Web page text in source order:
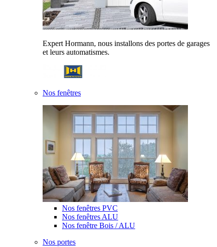
Expert Hormann, nous installons des portes de garages
et leurs automatismes.
Nos fenêtres
Nos fenêtres PVC
Nos fenêtres ALU
Nos fenêtre Bois / ALU
Nos portes